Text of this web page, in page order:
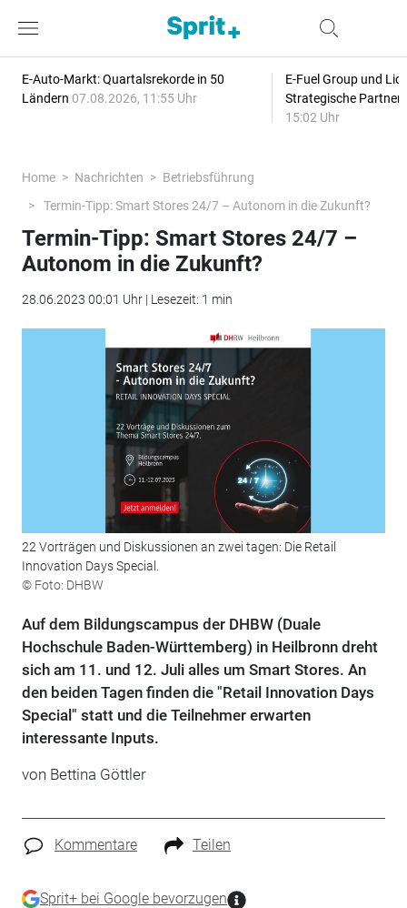
E-Auto-Markt: Quartalsrekorde in 50
Ländern 07.08.2026, 11:55 Uhr
E-Fuel Group und
Strategische
15:02 Uhr
Home Nachrichten
Betriebsführung
Termin-Tipp: Smart Stores 24/7 – Autonom in die Zukunft?
Termin-Tipp: Smart Stores 24/7 –
Autonom in die Zukunft?
28.06.2023 00:01 Uhr | Lesezeit: 1 min
22 Vorträgen und Diskussionen an zwei tagen: Die Retail
Innovation Days Special.
© Foto: DHBW
Auf dem Bildungscampus der DHBW (Duale
Hochschule Baden-Württemberg) in Heilbronn dreht
sich am 11. und 12. Juli alles um Smart Stores. An
den beiden Tagen finden die "Retail Innovation Days
Special" statt und die Teilnehmer erwarten
interessante Inputs.
von Bettina Göttler
Kommentare Teilen
Sprit+ bei Google bevorzugen